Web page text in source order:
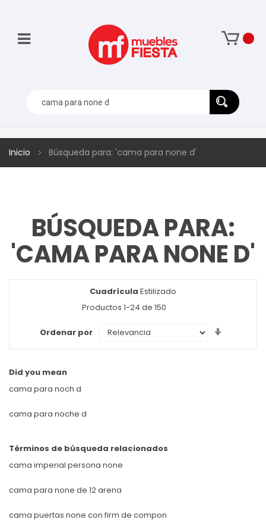
Inicio Búsqueda para: 'cama para none d'
BÚSQUEDA PARA:
'CAMA PARA NONE D'
Ver
como
Cuadrícula Estilizado
Productos 1-24 de 150
Ordenar por
Did you mean
cama para noch d
cama para noche d
Términos de búsqueda relacionados
cama imperial persona none
cama para none de 12 arena
cama puertas none con firm de compon